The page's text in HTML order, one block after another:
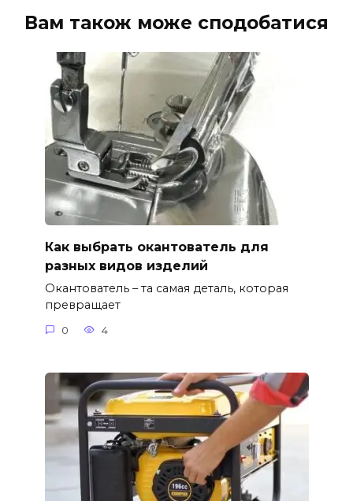
Вам також може сподобатися
Как выбрать окантователь для
разных видов изделий
Окантователь – та самая деталь, которая
превращает
0 4